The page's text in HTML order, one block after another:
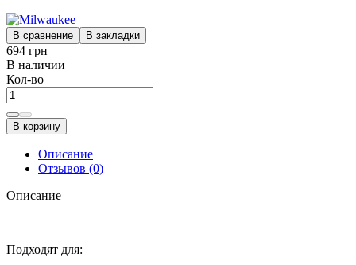
В сравнение В закладки
694 грн
В наличии
Кол-во
В корзину
Описание
Отзывов (0)
Описание
Подходят для: